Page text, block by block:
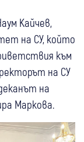
Кайчев,
на СУ, който
към
на СУ
на
Маркова.